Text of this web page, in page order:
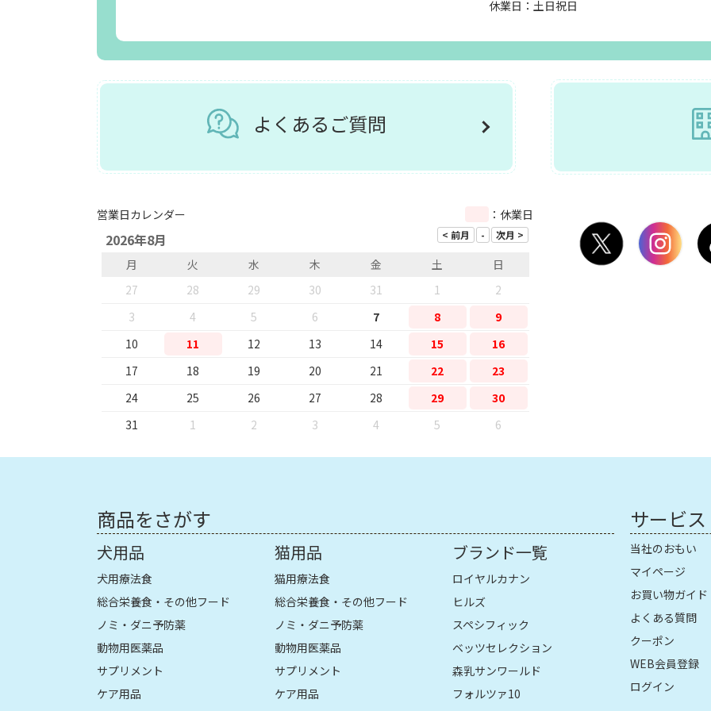
休業日：土日祝日
よくあるご質問
営業日カレンダー ：休業日
2026年8月
月 火 水 木 金 土
日
27
28 29 30 31 1
2
3
4 5 6 7 8
9
10
11 12 13 14 15
16
17
18 19 20 21 22
23
24
25 26 27 28 29
30
31
1 2 3 4 5 6
商品をさがす
犬用品
犬用療法食
総合栄養食・その他フード
ノミ・ダニ予防薬
動物用医薬品
サプリメント
ケア用品
猫用品
猫用療法食
総合栄養食・その他フード
ノミ・ダニ予防薬
動物用医薬品
サプリメント
ケア用品
ブランド一覧
ロイヤルカナン
ヒルズ
スペシフィック
ベッツセレクション
森乳サンワールド
フォルツァ10
サービス
当社のおもい
マイページ
お買い物ガイド
よくある質問
クーポン
WEB会員登録
ログイン